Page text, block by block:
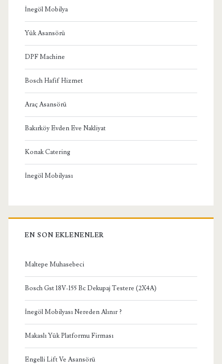
İnegöl Mobilya
Yük Asansörü
DPF Machine
Bosch Hafif Hizmet
Araç Asansörü
Bakırköy Evden Eve Nakliyat
Konak Catering
İnegöl Mobilyası
EN SON EKLENENLER
Maltepe Muhasebeci
Bosch Gst 18V-155 Bc Dekupaj Testere (2X4A)
İnegöl Mobilyası Nereden Alınır ?
Makaslı Yük Platformu Firması
Engelli Lift Ve Asansörü